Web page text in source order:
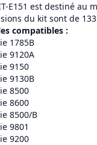
E151 est destiné au
du kit sont de
compatibles :
1785B
9120A
9150
9130B
8500
8600
8500/B
9801
9200